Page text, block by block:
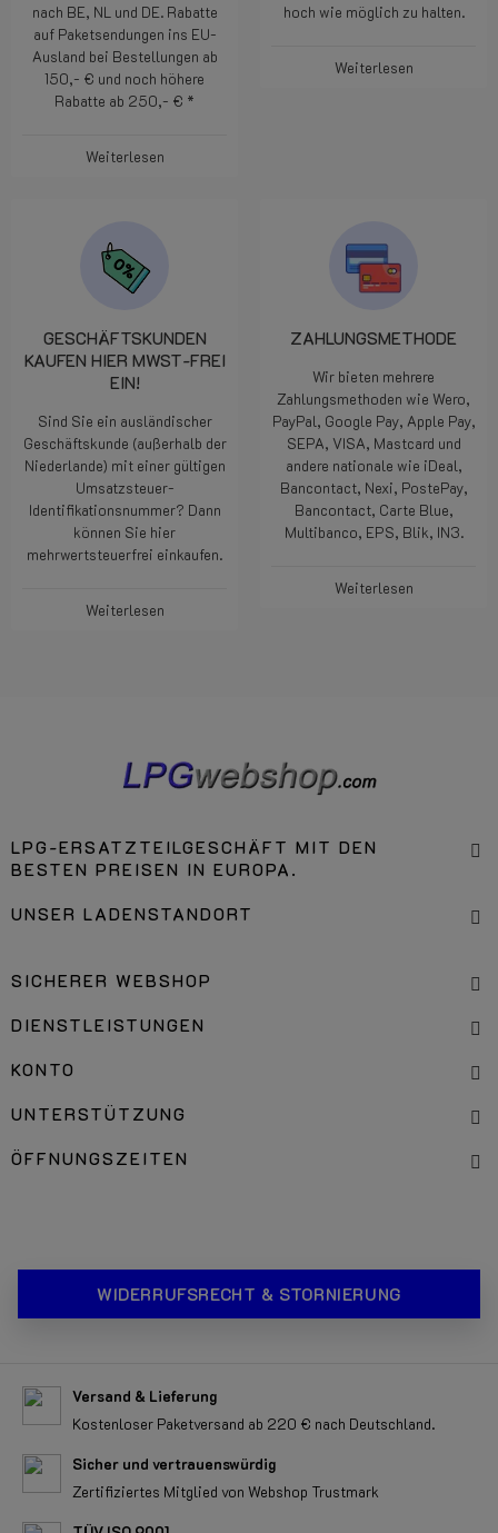
nach BE, NL und DE. Rabatte
auf Paketsendungen ins EU-
Ausland bei Bestellungen ab
150,- € und noch höhere
Rabatte ab 250,- € *
Weiterlesen
hoch wie möglich zu halten.
Weiterlesen
GESCHÄFTSKUNDEN
KAUFEN HIER MWST-FREI
EIN!
Sind Sie ein ausländischer
Geschäftskunde (außerhalb der
Niederlande) mit einer gültigen
Umsatzsteuer-
Identifikationsnummer? Dann
können Sie hier
mehrwertsteuerfrei einkaufen.
Weiterlesen
ZAHLUNGSMETHODE
Wir bieten mehrere
Zahlungsmethoden wie Wero,
PayPal, Google Pay, Apple Pay,
SEPA, VISA, Mastcard und
andere nationale wie iDeal,
Bancontact, Nexi, PostePay,
Bancontact, Carte Blue,
Multibanco, EPS, Blik, IN3.
Weiterlesen
LPG-ERSATZTEILGESCHÄFT MIT DEN
BESTEN PREISEN IN EUROPA.
UNSER LADENSTANDORT
SICHERER WEBSHOP
DIENSTLEISTUNGEN
KONTO
UNTERSTÜTZUNG
ÖFFNUNGSZEITEN
WIDERRUFSRECHT & STORNIERUNG
Versand & Lieferung
Kostenloser Paketversand ab 220 € nach Deutschland.
Sicher und vertrauenswürdig
Zertifiziertes Mitglied von Webshop Trustmark